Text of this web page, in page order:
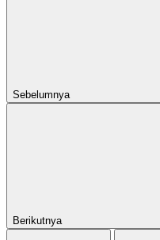
Sebelumnya
Berikutnya